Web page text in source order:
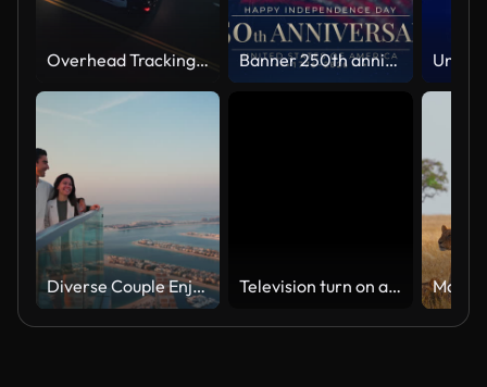
Overhead Tracking Drone Shot of a Police Car Driving on a City Street with Lights On at Night Banner 250th anniversary of the USA. 250 years of independence. 4th of july 2026 usa independence day, video greeting card. US flag fireworks on blue sky background. Fourth of july. 4k seamless loop
Diverse Couple Enjoying Sunset Views from High Rise Sky Deck Overlooking Palm Jumeirah Television turn on and off. Switch on tv effect, switch off tv effect. Turn on Lcd TV effect, turn off TV effect . Led Tv on and off on black background